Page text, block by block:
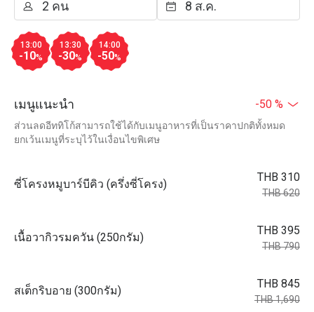
13:00
-10%
13:30
-30%
14:00
-50%
เมนูแนะนำ -50 %
ส่วนลดอีททิโก้สามารถใช้ได้กับเมนูอาหารที่เป็นราคาปกติทั้งหมด
ยกเว้นเมนูที่ระบุไว้ในเงื่อนไขพิเศษ
ซี่โครงหมูบาร์บีคิว (ครึ่งซี่โครง)
THB 310
THB 620
เนื้อวากิวรมควัน (250กรัม)
THB 395
THB 790
สเต็กริบอาย (300กรัม)
THB 845
THB 1,690